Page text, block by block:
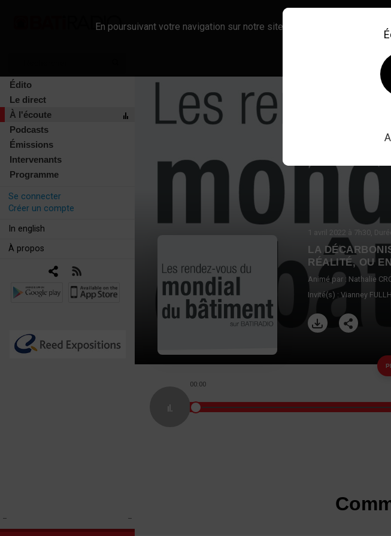
Édito
Le direct
À l'écoute
Podcasts
Émissions
Intervenants
Programme
Se connecter
Créer un compte
In english
À propos
1 avril 2022 à 7h30,
LA
RÉALITÉ, OU
Animé par : Nathalie
Invité(s) : Vianney
00:00
En poursuivant votre navigation sur notre site, vous acceptez